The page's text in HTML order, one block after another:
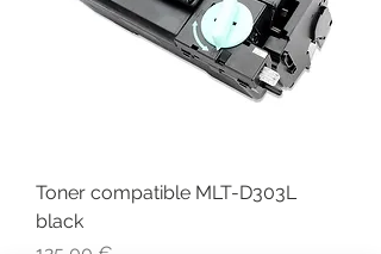
Toner compatible MLT-D303L
black